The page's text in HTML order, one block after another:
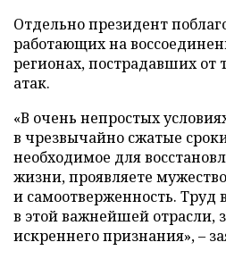
Отдельно президент
работающих на
регионах, пострадавших от
атак.
«В очень непростых
в чрезвычайно сжатые
необходимое для
жизни, проявляете мужество
и самоотверженность. Труд
в этой важнейшей отрасли,
искреннего признания», –